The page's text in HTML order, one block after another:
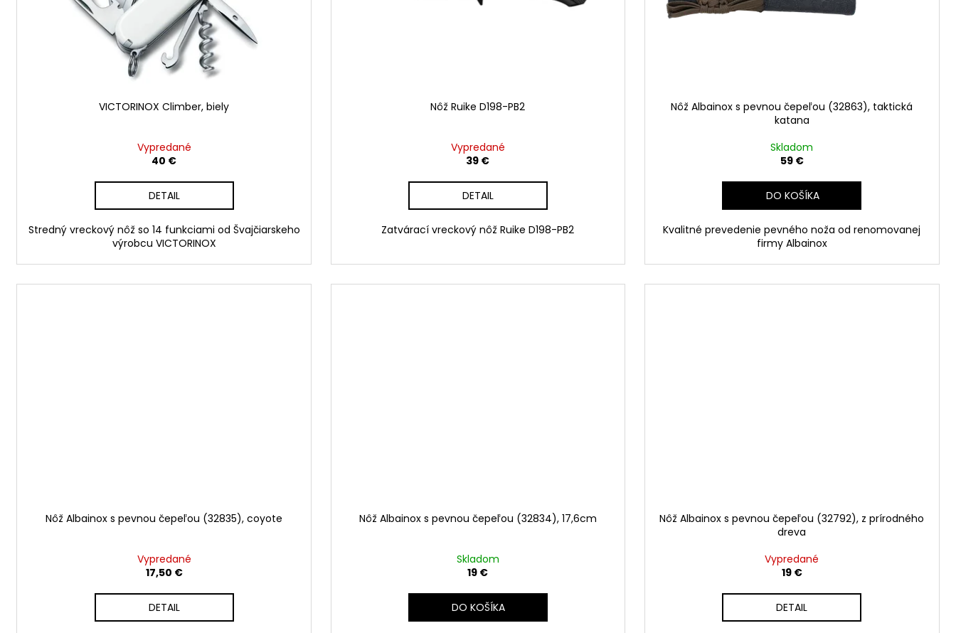
VICTORINOX Climber, biely
Vypredané
40 €
DETAIL
Stredný vreckový nôž so 14 funkciami od Švajčiarskeho
výrobcu VICTORINOX
Nôž Ruike D198-PB2
Vypredané
39 €
DETAIL
Zatvárací vreckový nôž Ruike D198-PB2
Nôž Albainox s pevnou čepeľou (32863), taktická
katana
Skladom
59 €
DO KOŠÍKA
Kvalitné prevedenie pevného noža od renomovanej
firmy Albainox
Nôž Albainox s pevnou čepeľou (32835), coyote
Vypredané
17,50 €
DETAIL
Nôž Albainox s pevnou čepeľou (32834), 17,6cm
Skladom
19 €
DO KOŠÍKA
Nôž Albainox s pevnou čepeľou (32792), z prírodného
dreva
Vypredané
19 €
DETAIL